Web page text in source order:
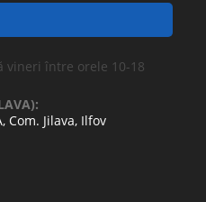
vineri între orele 10-18
Com. Jilava, Ilfov